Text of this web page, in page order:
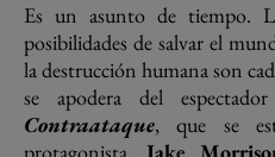
Es un asunto de tiempo.
posibilidades de salvar el
la destrucción humana son
se apodera del
Contraataque, que se